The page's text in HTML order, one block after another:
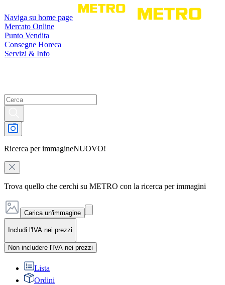
Naviga su home page
Mercato Online
Punto Vendita
Consegne Horeca
Servizi & Info
Ricerca per immagineNUOVO!
Trova quello che cerchi su METRO con la ricerca per immagini
Carica un'immagine
Includi l'IVA nei prezzi
Non includere l'IVA nei prezzi
Lista
Ordini